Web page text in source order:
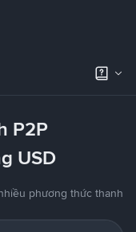
P2P
USD
phương thức thanh